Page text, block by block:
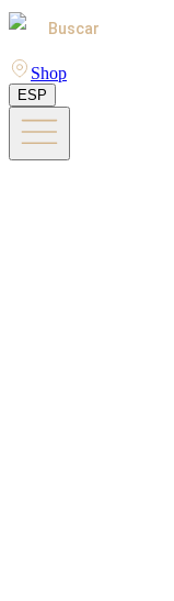
Buscar
Shop
ESP